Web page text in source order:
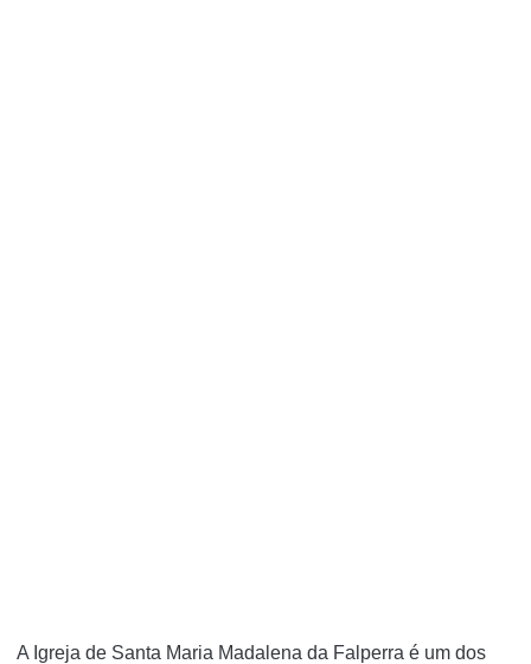
A Igreja de Santa Maria Madalena da Falperra é um dos